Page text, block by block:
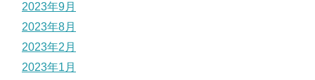
2023年9月
2023年8月
2023年2月
2023年1月